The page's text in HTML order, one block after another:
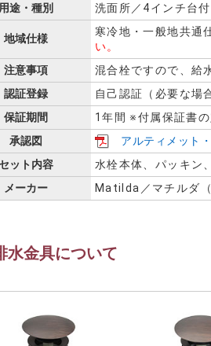
途・種別
洗面所／4インチ台
地域仕様
寒冷地・一般地共通
い。
注意事項
混合栓ですので、給
認証登録
自己認証（必要な場
保証期間
1年間 ※付属保証書
承認図
アルティメット
ット内容
水栓本体、パッキン
メーカー
Matilda／マチルダ（
水金具について